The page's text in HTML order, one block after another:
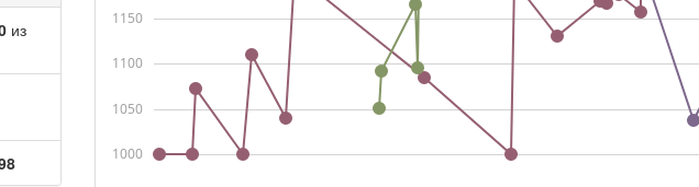
из
1000
1050
1100
1150